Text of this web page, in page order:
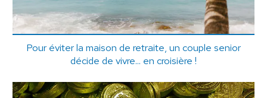
Pour éviter la maison de retraite, un couple senior
décide de vivre... en croisière !